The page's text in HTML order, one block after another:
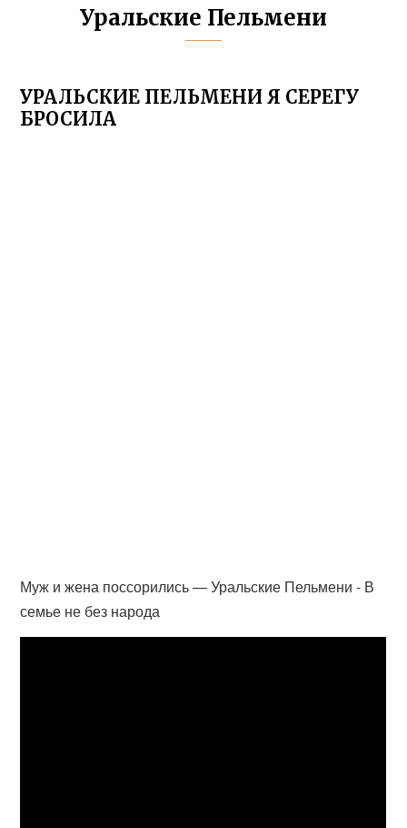
Уральские Пельмени
УРАЛЬСКИЕ ПЕЛЬМЕНИ Я СЕРЕГУ
БРОСИЛА
Муж и жена поссорились — Уральские Пельмени - В
семье не без народа